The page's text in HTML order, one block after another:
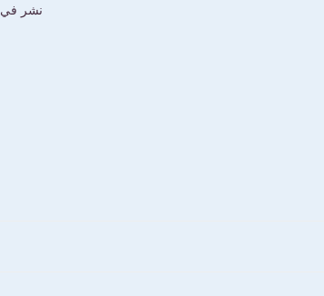
نشر في